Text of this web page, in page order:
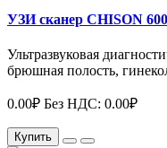
УЗИ сканер CHISON
Ультразвуковая
брюшная полость,
0.00₽ Без НДС: 0.00₽
Купить